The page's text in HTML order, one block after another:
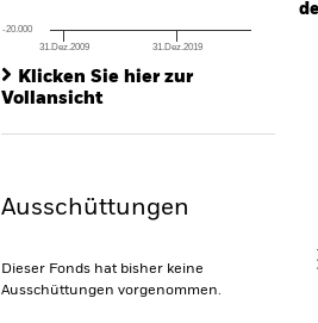
31.Dez.2009 31.Dez.2019
-20.000
Klicken Sie hier zur
Vollansicht
Ausschüttungen
Dieser Fonds hat bisher keine
Ausschüttungen vorgenommen.